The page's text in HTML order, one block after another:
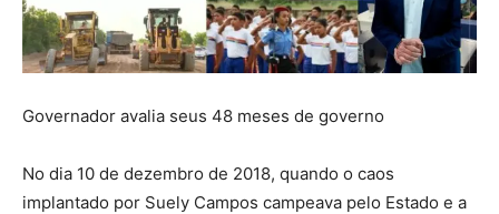
Governador avalia seus 48 meses de governo
No dia 10 de dezembro de 2018, quando o caos
implantado por Suely Campos campeava pelo Estado e a